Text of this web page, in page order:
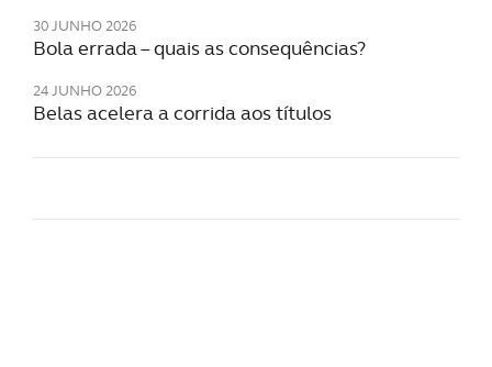
30 JUNHO 2026
Bola errada – quais as consequências?
24 JUNHO 2026
Belas acelera a corrida aos títulos